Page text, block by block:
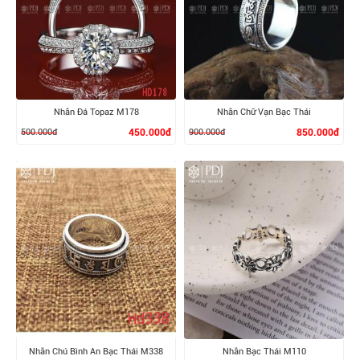
XEM CHI TIẾT XEM CHI TIẾT
XEM CHI TIẾT
Nhẫn Đá Topaz M178
500.000đ
450.000đ
XEM CHI TIẾT
Nhẫn Chữ Vạn Bạc Thái
900.000đ
850.000đ
Nhẫn Chú Bình An Bạc Thái M338 Nhẫn Bạc Thái M110